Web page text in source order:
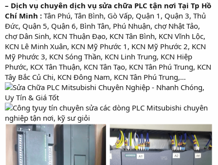
– Dịch vụ chuyên dịch vụ sửa chữa PLC tận nơi Tại Tp Hồ
Chí Minh : Tân Phú, Tân Bình, Gò Vấp, Quận 1, Quận 3, Thủ
Đức, Quận 5, Quận 6, Bình Tân, Phú Nhuận, chợ Nhật Tảo,
chợ Dân Sinh, KCN Thuận Đạo, KCN Tân Bình, KCN Vĩnh Lộc,
KCN Lê Minh Xuân, KCN Mỹ Phước 1, KCN Mỹ Phước 2, KCN
Mỹ Phước 3, KCN Sóng Thần, KCN Linh Trung, KCN Hiệp
Phước, KCX Tân Thuận, KCN Tân Tạo, KCN Tân Phú Trung, KCN
Tây Bắc Củ Chi, KCN Đông Nam, KCN Tân Phú Trung,…